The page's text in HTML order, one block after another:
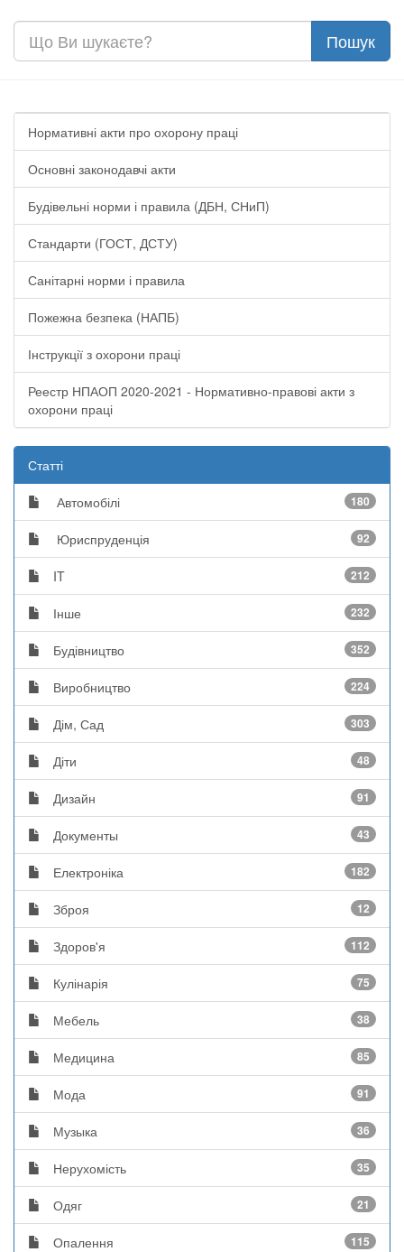
Нормативні акти про охорону праці
Основні законодавчі акти
Будівельні норми і правила (ДБН, СНиП)
Стандарти (ГОСТ, ДСТУ)
Санітарні норми і правила
Пожежна безпека (НАПБ)
Інструкції з охорони праці
Реестр НПАОП 2020-2021 - Нормативно-правові акти з
охорони праці
Статті
Автомобілі 180
Юриспруденція 92
IT 212
Інше 232
Будівництво 352
Виробництво 224
Дім, Сад 303
Діти 48
Дизайн 91
Документы 43
Електроніка 182
Зброя 12
Здоров'я 112
Кулінарія 75
Мебель 38
Медицина 85
Мода 91
Музыка 36
Нерухомість 35
Одяг 21
Опалення 115